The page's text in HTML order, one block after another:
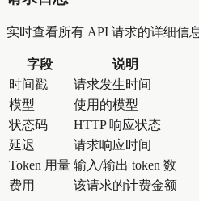
实时查看所有 API 请求的详细信
字段
说明
时间戳
请求发生时间
模型
使用的模型
状态码
HTTP 响应状态
延迟
请求响应时间
Token 用量 输入/输出 token 数
费用
该请求的计费金额